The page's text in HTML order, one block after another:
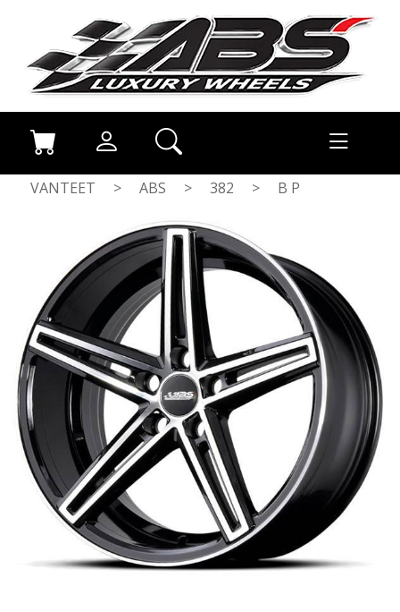
VANTEET > ABS > 382 > B P